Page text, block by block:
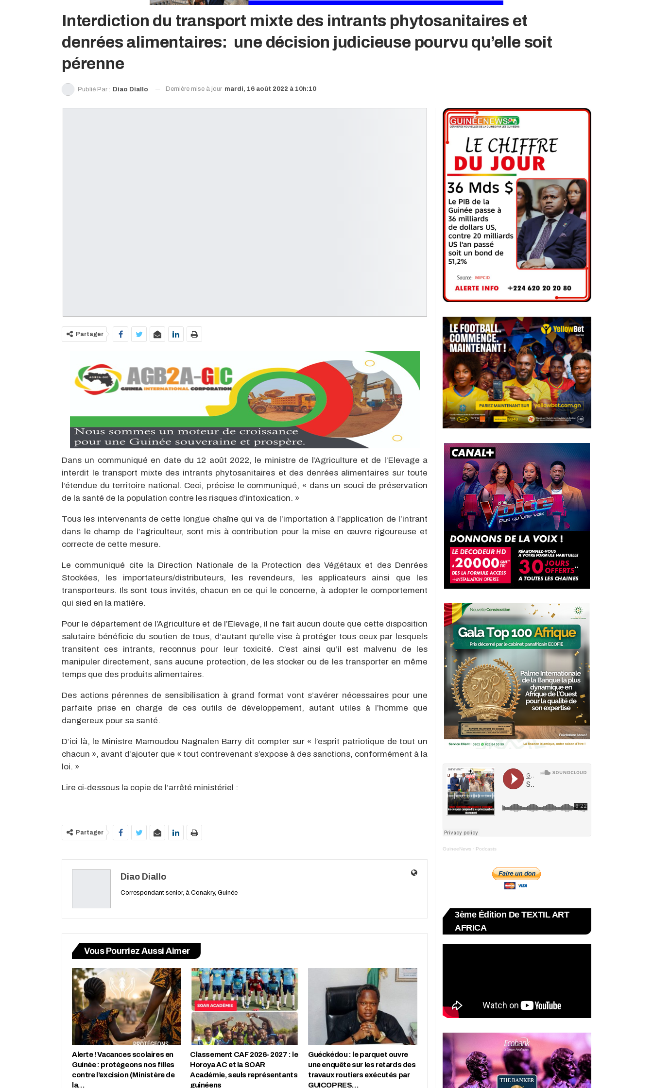
Interdiction du transport mixte des intrants phytosanitaires et
denrées alimentaires: une décision judicieuse pourvu qu’elle soit
pérenne
Publié Par : Diao Diallo Dernière mise à jour mardi, 16 août 2022 à 10h:10
Partager
Dans un communiqué en date du 12 août 2022, le ministre de l’Agriculture et de l’Elevage a
interdit le transport mixte des intrants phytosanitaires et des denrées alimentaires sur toute
l’étendue du territoire national. Ceci, précise le communiqué, « dans un souci de préservation
de la santé de la population contre les risques d’intoxication. »
Tous les intervenants de cette longue chaîne qui va de l’importation à l’application de l’intrant
dans le champ de l’agriculteur, sont mis à contribution pour la mise en œuvre rigoureuse et
correcte de cette mesure.
Le communiqué cite la Direction Nationale de la Protection des Végétaux et des Denrées
Stockées, les importateurs/distributeurs, les revendeurs, les applicateurs ainsi que les
transporteurs. Ils sont tous invités, chacun en ce qui le concerne, à adopter le comportement
qui sied en la matière.
Pour le département de l’Agriculture et de l’Elevage, il ne fait aucun doute que cette disposition
salutaire bénéficie du soutien de tous, d’autant qu’elle vise à protéger tous ceux par lesquels
transitent ces intrants, reconnus pour leur toxicité. C’est ainsi qu’il est malvenu de les
manipuler directement, sans aucune protection, de les stocker ou de les transporter en même
temps que des produits alimentaires.
Des actions pérennes de sensibilisation à grand format vont s’avérer nécessaires pour une
parfaite prise en charge de ces outils de développement, autant utiles à l’homme que
dangereux pour sa santé.
D’ici là, le Ministre Mamoudou Nagnalen Barry dit compter sur « l’esprit patriotique de tout un
chacun », avant d’ajouter que « tout contrevenant s’expose à des sanctions, conformément à la
loi. »
Lire ci-dessous la copie de l’arrêté ministériel :
Partager
Diao Diallo
Correspondant senior, à Conakry, Guinée
Vous Pourriez Aussi Aimer
Alerte ! Vacances scolaires en
Guinée : protégeons nos filles
contre l’excision (Ministère de
la…
Classement CAF 2026-2027 : le
Horoya AC et la SOAR
Académie, seuls représentants
guinéens
Guéckédou : le parquet ouvre
une enquête sur les retards des
travaux routiers exécutés par
GUICOPRES…
GuineeNews · Podcasts
3ème Édition De TEXTIL ART
AFRICA